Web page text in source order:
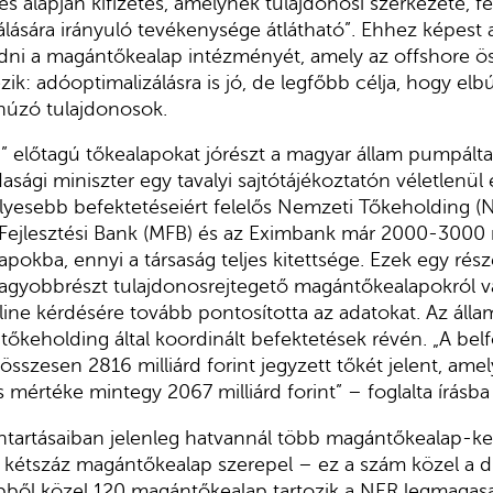
irányuló tevékenysége átlátható”. Ehhez
a magántőkealap intézményét, amely az offshore
adóoptimalizálásra is jó, de legfőbb célja, hogy
tulajdonosok.
előtagú tőkealapokat jórészt a magyar állam
miniszter egy tavalyi sajtótájékoztatón véletlenül
befektetéseiért felelős Nemzeti Tőkeholding
Bank (MFB) és az Eximbank már 2000-
ennyi a társaság teljes kitettsége. Ezek egy
tulajdonosrejtegető magántőkealapokról
kérdésére tovább pontosította az adatokat. Az
által koordinált befektetések révén. „A
2816 milliárd forint jegyzett tőkét jelent,
mértéke mintegy 2067 milliárd forint” – foglalta
jelenleg hatvannál több magántőkealap-
magántőkealap szerepel – ez a szám közel a